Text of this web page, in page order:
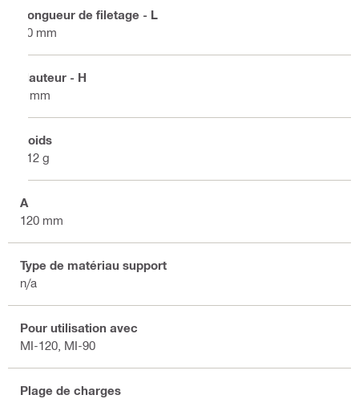
Longueur de filetage - L
30 mm
Hauteur - H
8 mm
Poids
112 g
A
120 mm
Type de matériau support
n/a
Pour utilisation avec
MI-120, MI-90
Plage de charges